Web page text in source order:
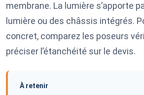
membrane. La lumière s’apporte
lumière ou des châssis intégrés.
concret, comparez les poseurs
préciser l’étanchéité sur le devis.
À retenir